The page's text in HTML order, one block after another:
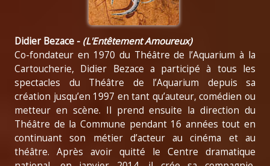
Didier Bezace - (L'Entêtement Amoureux)
Co-fondateur en 1970 du Théâtre de l’Aquarium à la
Cartoucherie, Didier Bezace a participé à tous les
spectacles du Théâtre de l’Aquarium depuis sa
création jusqu’en 1997 en tant qu’auteur, comédien ou
metteur en scène. Il prend ensuite la direction du
Théâtre de la Commune pendant 16 années tout en
continuant son métier d’acteur au cinéma et au
théâtre. Après avoir quitté le Centre dramatique